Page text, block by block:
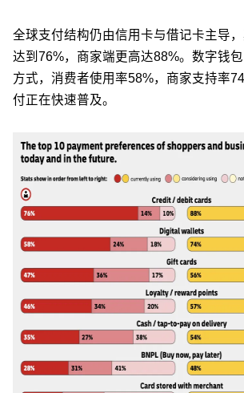
全球支付结构仍由信用卡与借记卡主导
达到76%，商家端更高达88%。数字钱
方式，消费者使用率58%，商家支持率
付正在快速普及。